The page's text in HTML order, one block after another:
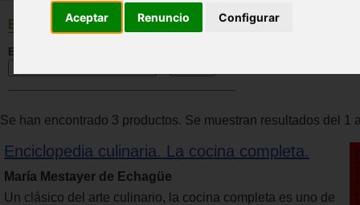
Aceptar Renuncio Configurar
BÚSQUEDA
En esta sección:
Se han encontrado 3 productos. Se muestran resultados del 1
Enciclopedia culinaria. La cocina completa.
María Mestayer de Echagüe
Un clásico del arte culinario, la cocina completa es uno de